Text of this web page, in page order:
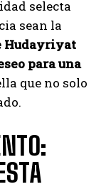
selecta
sean la
Hudayriyat
para una
que no solo